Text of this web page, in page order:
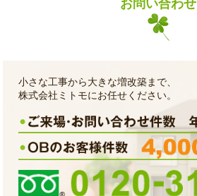
お問い合わせ
小さな工事から大きな増改築まで、
株式会社ミトモにお任せください。